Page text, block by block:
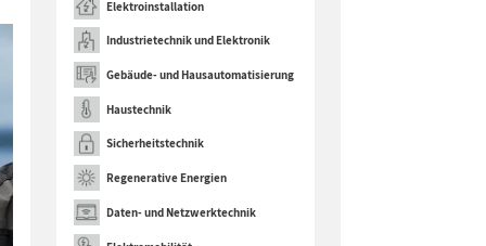
Elektroinstallation
Industrietechnik und Elektronik
Gebäude- und Hausautomatisierung
Haustechnik
Sicherheitstechnik
Regenerative Energien
Daten- und Netzwerktechnik